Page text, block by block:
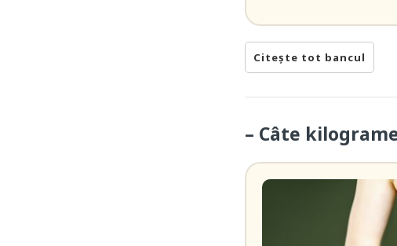
Citește tot bancul
– Câte